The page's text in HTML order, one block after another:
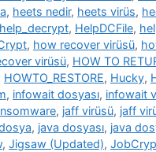
, heets nedir, heets virüs,
help_decrypt, HelpDCFile,
, how recover virüsü,
virüsü, HOW TO
HOWTO_RESTORE, Hucky,
, infowait dosyası, infowait
, jaff virüsü, jaff
, java dosyası, java
, Jigsaw (Updated),